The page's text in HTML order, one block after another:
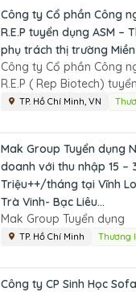
Công ty Cổ phần Công
R.E.P tuyển dụng ASM –
phụ trách thị trường Miền
Công ty Cổ phần Công
R.E.P ( Rep Biotech)
TP. Hồ Chí Minh, VN
Mak Group Tuyển dụng
doanh với thu nhập 15 –
Triệu++/tháng tại Vĩnh
Trà Vinh- Bạc Liêu...
Mak Group Tuyển dụng
TP. Hồ Chí Minh Thương
Công ty CP Sinh Học